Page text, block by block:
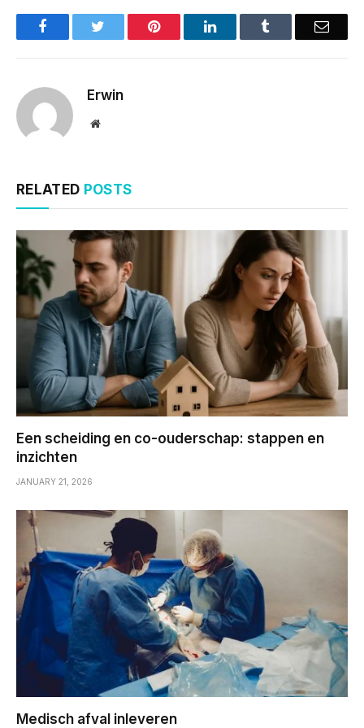
Facebook Pinterest LinkedIn Email
Erwin
Website
RELATED POSTS
Een scheiding en co-ouderschap: stappen en
inzichten
JANUARY 21, 2026
Medisch afval inleveren